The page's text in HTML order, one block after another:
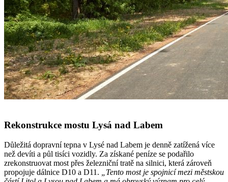
Rekonstrukce mostu Lysá nad Labem
Důležitá dopravní tepna v Lysé nad Labem je denně zatížená více
než devíti a půl tisíci vozidly. Za získané peníze se podařilo
zrekonstruovat most přes železniční tratě na silnici, která zároveň
propojuje dálnice D10 a D11.
„Tento most je spojnicí mezi městskou